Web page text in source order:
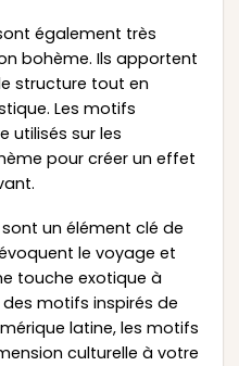
également très
bohème. Ils apportent
structure tout en
Les motifs
utilisés sur les
pour créer un effet
un élément clé de
le voyage et
touche exotique à
motifs inspirés de
latine, les motifs
culturelle à votre